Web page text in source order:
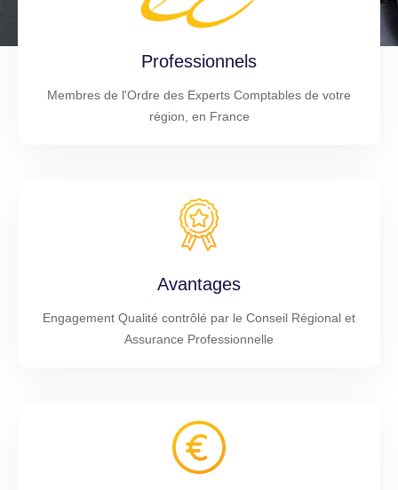
Professionnels
Membres de l'Ordre des Experts Comptables de votre
région, en France
Avantages
Engagement Qualité contrôlé par le Conseil Régional et
Assurance Professionnelle